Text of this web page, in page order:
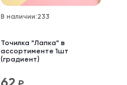
В наличии:233
Точилка "Лапка" в
ассортименте 1шт
(градиент)